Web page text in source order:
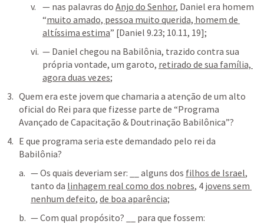
— nas palavras do Anjo do Senhor, Daniel era homem
“muito amado, pessoa muito querida, homem de
altíssima estima” [Daniel 9.23; 10.11, 19];
— Daniel chegou na Babilônia, trazido contra sua
própria vontade, um garoto, retirado de sua família,
agora duas vezes;
Quem era este jovem que chamaria a atenção de um alto
oficial do Rei para que fizesse parte de “Programa
Avançado de Capacitação & Doutrinação Babilônica”?
E que programa seria este demandado pelo rei da
Babilônia?
— Os quais deveriam ser: __ alguns dos filhos de Israel,
tanto da linhagem real como dos nobres, 4 jovens sem
nenhum defeito, de boa aparência;
— Com qual propósito? __ para que fossem: